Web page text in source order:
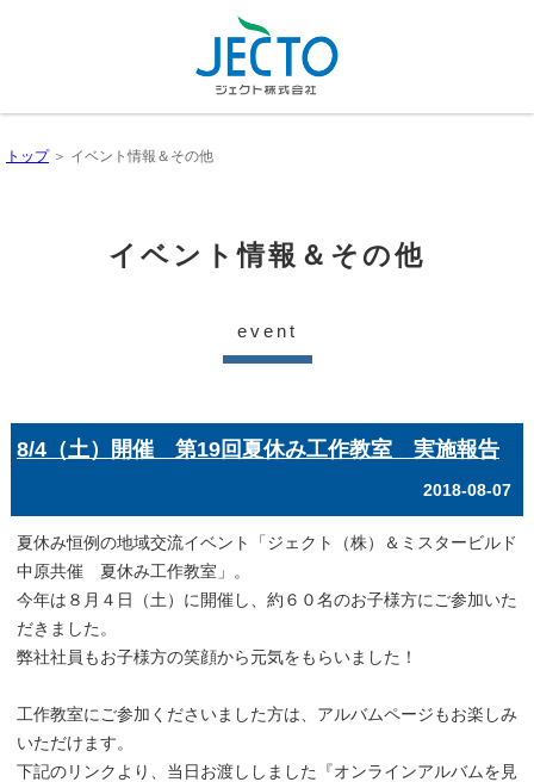
トップ＞ イベント情報＆その他
イベント情報＆その他
event
8/4（土）開催 第19回夏休み工作教室 実施報告
2018-08-07
夏休み恒例の地域交流イベント「ジェクト（株）＆ミスタービルド
中原共催 夏休み工作教室」。
今年は８月４日（土）に開催し、約６０名のお子様方にご参加いた
だきました。
弊社社員もお子様方の笑顔から元気をもらいました！
工作教室にご参加くださいました方は、アルバムページもお楽しみ
いただけます。
下記のリンクより、当日お渡ししました『オンラインアルバムを見